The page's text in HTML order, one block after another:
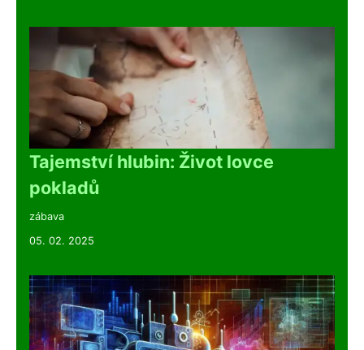
Tajemství hlubin: Život lovce
pokladů
zábava
05. 02. 2025